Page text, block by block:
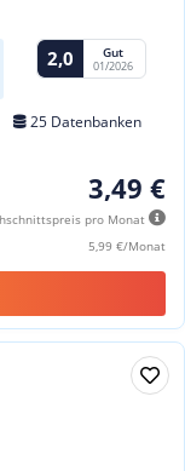
2,0 Gut
01/2026
25 Datenbanken
3,49 €
pro Monat
5,99 €/Monat